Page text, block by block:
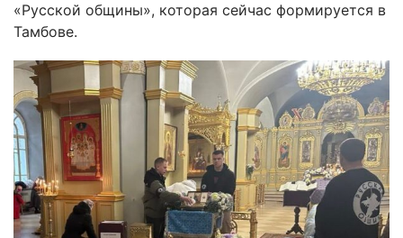
«Русской общины», которая сейчас формируется в
Тамбове.